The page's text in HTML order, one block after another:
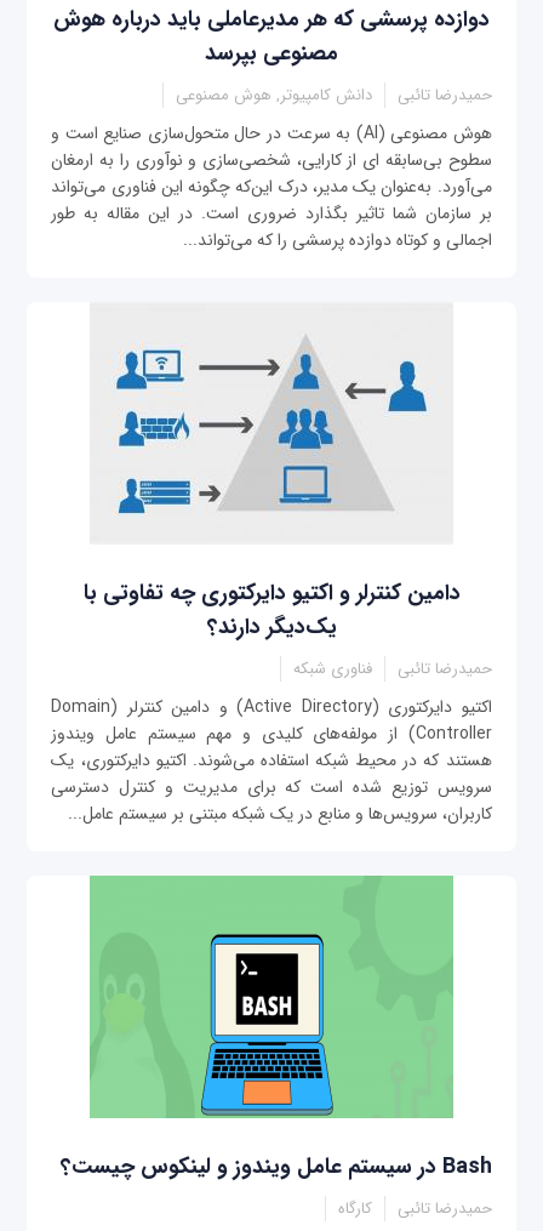
دوازده پرسشی که هر مدیرعاملی باید درباره هوش
مصنوعی بپرسد
حمیدرضا تائبی دانش کامپیوتر, هوش مصنوعی
هوش مصنوعی (AI) به سرعت در حال متحول‌سازی صنایع است و
سطوح بی‌سابقه ای از کارایی، شخصی‌سازی و نوآوری را به ارمغان
می‌آورد. به‌عنوان یک مدیر، درک این‌که چگونه این فناوری می‌تواند
بر سازمان شما تاثیر بگذارد ضروری است. در این مقاله به طور
اجمالی و کوتاه دوازده پرسشی را که می‌تواند...
دامین کنترلر و اکتیو دایرکتوری چه تفاوتی با
یک‌دیگر دارند؟
حمیدرضا تائبی فناوری شبکه
اکتیو دایرکتوری (Active Directory) و دامین کنترلر (Domain
Controller) از مولفه‌های کلیدی و مهم سیستم عامل ویندوز
هستند که در محیط شبکه استفاده می‌شوند. اکتیو دایرکتوری، یک
سرویس توزیع شده است که برای مدیریت و کنترل دسترسی
کاربران، سرویس‌ها و منابع در یک شبکه مبتنی بر سیستم عامل...
Bash در سیستم عامل ویندوز و لینکوس چیست؟
حمیدرضا تائبی کارگاه